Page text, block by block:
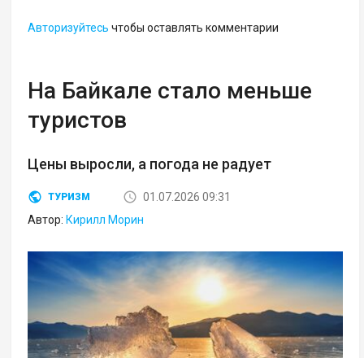
Авторизуйтесь чтобы оставлять комментарии
На Байкале стало меньше
туристов
Цены выросли, а погода не радует
ТУРИЗМ
01.07.2026 09:31
Автор: Кирилл Морин